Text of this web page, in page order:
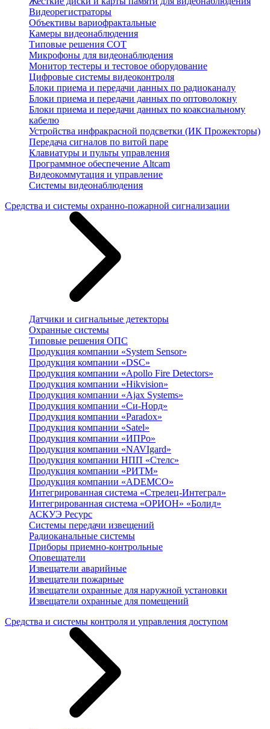
Видеорегистраторы
Объективы вариофрактальные
Камеры видеонаблюдения
Типовые решения СОТ
Микрофоны для видеонаблюдения
Монитор тестеры и тестовое оборудование
Цифровые системы видеоконтроля
Блоки приема и передачи данных по радиоканалу
Блоки приема и передачи данных по оптоволокну
Блоки приема и передачи данных по коаксиальному
кабелю
Устройства инфракрасной подсветки (ИК Прожекторы)
Передача сигналов по витой паре
Клавиатуры и пульты управления
Программное обеспечение Altcam
Видеокоммутация и управление
Системы видеонаблюдения
Средства и системы охранно-пожарной сигнализации
Датчики и сигнальные детекторы
Охранные системы
Типовые решения ОПС
Продукция компании «System Sensor»
Продукция компании «DSC»
Продукция компании «Apollo Fire Detectors»
Продукция компании «Hikvision»
Продукция компании «Ajax Systems»
Продукция компании «Си-Норд»
Продукция компании «Paradox»
Продукция компании «Satel»
Продукция компании «ИПРо»
Продукция компании «NAVIgard»
Продукция компании НПП «Стелс»
Продукция компании «РИТМ»
Продукция компании «ADEMCO»
Интегрированная система «Стрелец-Интеграл»
Интегрированная система «ОРИОН» «Болид»
АСКУЭ Ресурс
Системы передачи извещений
Радиоканальные системы
Приборы приемно-контрольные
Оповещатели
Извещатели аварийные
Извещатели пожарные
Извещатели охранные для наружной установки
Извещатели охранные для помещений
Средства и системы контроля и управления доступом